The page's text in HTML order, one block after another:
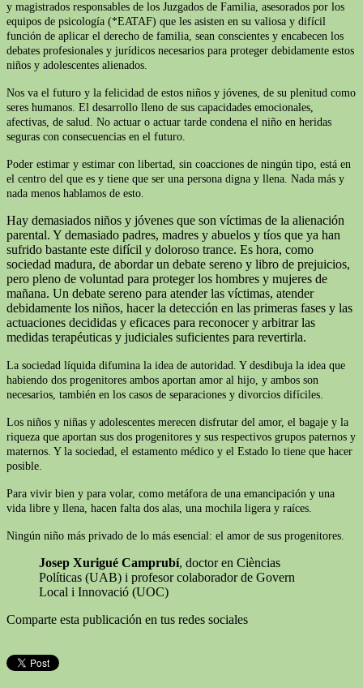
y magistrados responsables de los Juzgados de Familia, asesorados por los
equipos de psicología (*EATAF) que les asisten en su valiosa y difícil
función de aplicar el derecho de familia, sean conscientes y encabecen los
debates profesionales y jurídicos necesarios para proteger debidamente estos
niños y adolescentes alienados.
Nos va el futuro y la felicidad de estos niños y jóvenes, de su plenitud como
seres humanos. El desarrollo lleno de sus capacidades emocionales,
afectivas, de salud. No actuar o actuar tarde condena el niño en heridas
seguras con consecuencias en el futuro.
Poder estimar y estimar con libertad, sin coacciones de ningún tipo, está en
el centro del que es y tiene que ser una persona digna y llena. Nada más y
nada menos hablamos de esto.
Hay demasiados niños y jóvenes que son víctimas de la alienación
parental. Y demasiado padres, madres y abuelos y tíos que ya han
sufrido bastante este difícil y doloroso trance. Es hora, como
sociedad madura, de abordar un debate sereno y libro de prejuicios,
pero pleno de voluntad para proteger los hombres y mujeres de
mañana. Un debate sereno para atender las víctimas, atender
debidamente los niños, hacer la detección en las primeras fases y las
actuaciones decididas y eficaces para reconocer y arbitrar las
medidas terapéuticas y judiciales suficientes para revertirla.
La sociedad líquida difumina la idea de autoridad. Y desdibuja la idea que
habiendo dos progenitores ambos aportan amor al hijo, y ambos son
necesarios, también en los casos de separaciones y divorcios difíciles.
Los niños y niñas y adolescentes merecen disfrutar del amor, el bagaje y la
riqueza que aportan sus dos progenitores y sus respectivos grupos paternos y
maternos. Y la sociedad, el estamento médico y el Estado lo tiene que hacer
posible.
Para vivir bien y para volar, como metáfora de una emancipación y una
vida libre y llena, hacen falta dos alas, una mochila ligera y raíces.
Ningún niño más privado de lo más esencial: el amor de sus progenitores.
Josep Xurigué Camprubí, doctor en Cièncias
Políticas (UAB) i profesor colaborador de Govern
Local i Innovació (UOC)
Comparte esta publicación en tus redes sociales